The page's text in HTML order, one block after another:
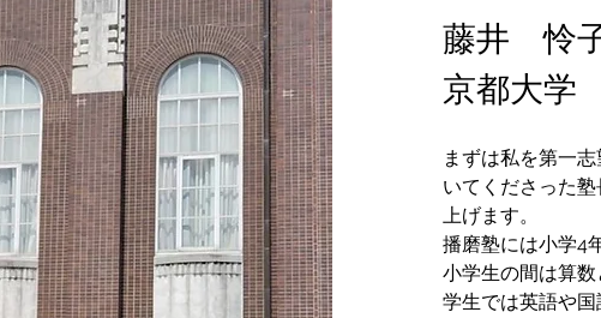
藤井 怜
京都大学
まずは私を第一
いてくださった
上げます。
播磨塾には小学4
小学生の間は算
学生では英語や